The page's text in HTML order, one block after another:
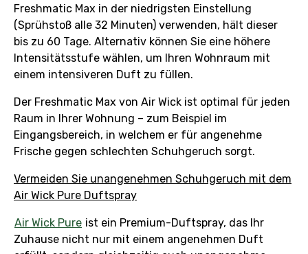
Freshmatic Max in der niedrigsten Einstellung
(Sprühstoß alle 32 Minuten) verwenden, hält dieser
bis zu 60 Tage. Alternativ können Sie eine höhere
Intensitätsstufe wählen, um Ihren Wohnraum mit
einem intensiveren Duft zu füllen.
Der Freshmatic Max von Air Wick ist optimal für jeden
Raum in Ihrer Wohnung – zum Beispiel im
Eingangsbereich, in welchem er für angenehme
Frische gegen schlechten Schuhgeruch sorgt.
Vermeiden Sie unangenehmen Schuhgeruch mit dem
Air Wick Pure Duftspray
Air Wick Pure ist ein Premium-Duftspray, das Ihr
Zuhause nicht nur mit einem angenehmen Duft